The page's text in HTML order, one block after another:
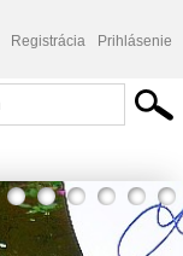
Registrácia Prihlásenie